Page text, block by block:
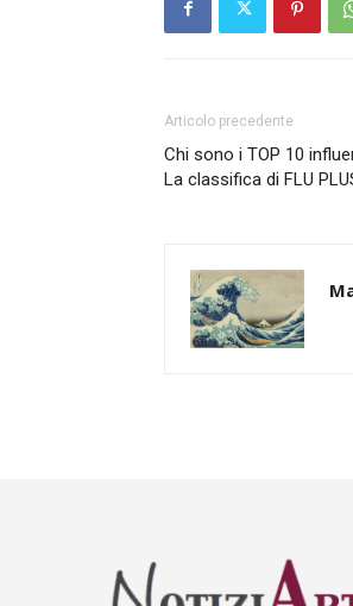
Articolo precedente
Chi sono i TOP 10
La classifica di FLU